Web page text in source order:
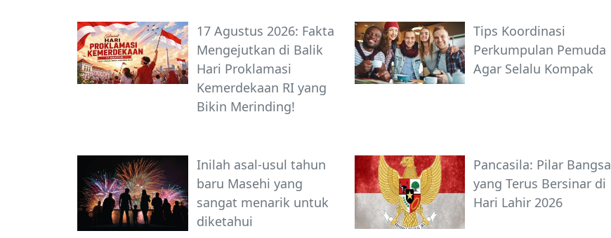
17 Agustus 2026: Fakta
Mengejutkan di Balik
Hari Proklamasi
Kemerdekaan RI yang
Bikin Merinding!
Tips Koordinasi
Perkumpulan Pemuda
Agar Selalu Kompak
Inilah asal-usul tahun
baru Masehi yang
sangat menarik untuk
diketahui
Pancasila: Pilar Bangsa
yang Terus Bersinar di
Hari Lahir 2026